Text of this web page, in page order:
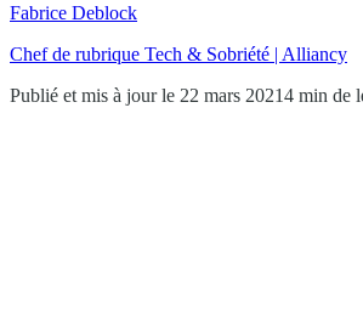
Fabrice Deblock
Chef de rubrique Tech & Sobriété | Alliancy
Publié et mis à jour le 22 mars 20214 min de